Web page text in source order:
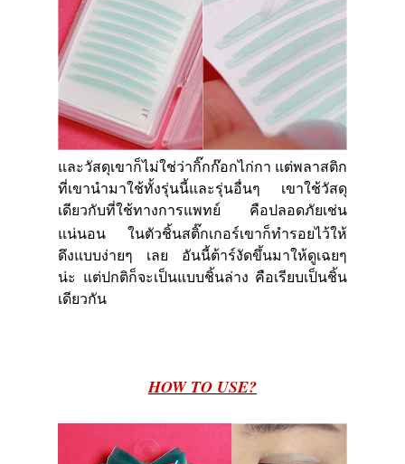
และวัสดุเขาก็ไม่ใช่ว่ากิ๊กก๊อกไก่กา แต่พลาสติก
ที่เขานำมาใช้ทั้งรุ่นนี้และรุ่นอื่นๆ เขาใช้วัสดุ
เดียวกับที่ใช้ทางการแพทย์ คือปลอดภัยเช่น
แน่นอน
ในตัวชิ้นสติ๊กเกอร์เขาก็ทำรอยไว้ให้
ดึงแบบง่ายๆ เลย อันนี้ต้าร์งัดขึ้นมาให้ดูเฉยๆ
น่ะ แต่ปกติก็จะเป็นแบบชิ้นล่าง คือเรียบเป็นชิ้น
เดียวกัน
HOW TO USE?